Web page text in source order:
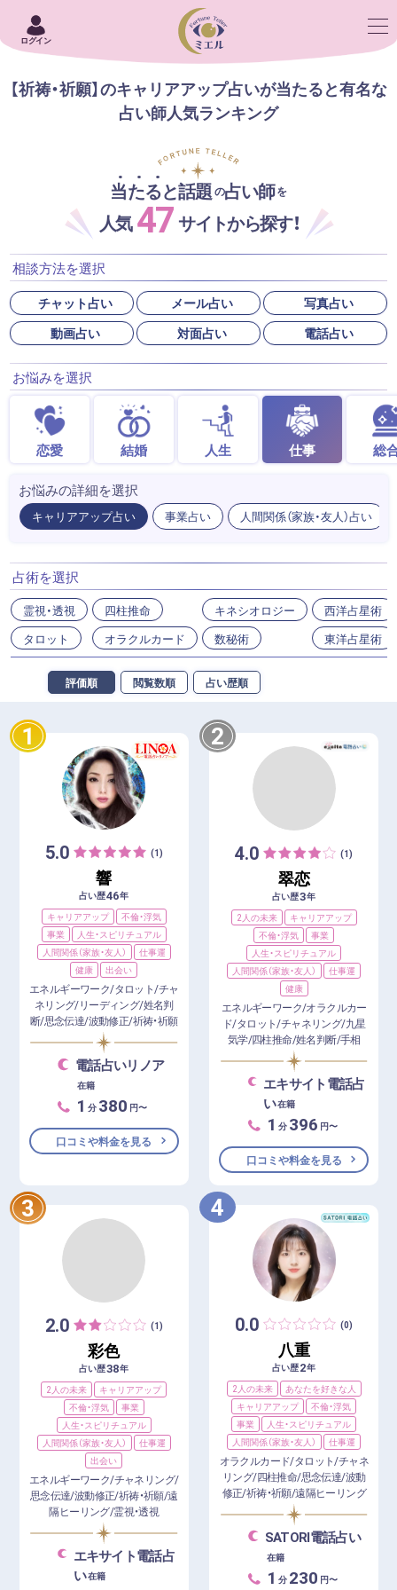
ログイン
【祈祷・祈願】のキャリアアップ占いが当たると有名な
占い師人気ランキング
当たると話題の占い師を
人気47サイトから探す！
相談方法を選択
チャット占い メール占い
写真占い
動画占い
対面占い 電話占い
お悩みを選択
恋愛 結婚 人生 仕事 総
お悩みの詳細を選択
キャリアアップ占い 事業占い 人間関係（家族・友人）占い
占術を選択
霊視・透視
タロット
四柱推命
オラクルカード
キネシオロジー
数秘術
西洋占星術
東洋占星術
評価順 閲覧数順 占い歴順
1
5.0 (1)
響
占い歴46年
キャリアアップ
不倫・浮気
事業
人生・スピリチュアル
人間関係（家族・友人）
仕事運
健康
出会い
エネルギーワーク/タロット/チャ
ネリング/リーディング/姓名判
断/思念伝達/波動修正/祈祷・祈願
電話占いリノア
在籍
1 分 380 円〜
口コミや料金を見る
2
4.0 (1)
翠恋
占い歴3年
2人の未来
キャリアアップ
不倫・浮気
事業
人生・スピリチュアル
人間関係（家族・友人）
仕事運
健康
エネルギーワーク/オラクルカー
ド/タロット/チャネリング/九星
気学/四柱推命/姓名判断/手相
エキサイト電話占
い在籍
1 分 396 円〜
口コミや料金を見る
3
2.0 (1)
彩色
占い歴38年
2人の未来
キャリアアップ
不倫・浮気
事業
人生・スピリチュアル
人間関係（家族・友人）
仕事運
出会い
エネルギーワーク/チャネリング/
思念伝達/波動修正/祈祷・祈願/遠
隔ヒーリング/霊視・透視
エキサイト電話占
い在籍
4
0.0 (0)
八重
占い歴2年
2人の未来
あなたを好きな人
キャリアアップ
不倫・浮気
事業
人生・スピリチュアル
人間関係（家族・友人）
仕事運
オラクルカード/タロット/チャネ
リング/四柱推命/思念伝達/波動
修正/祈祷・祈願/遠隔ヒーリング
SATORI電話占い
在籍
1 分 230 円〜